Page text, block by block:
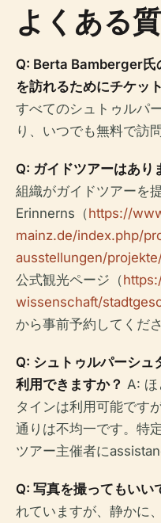
よくある
Q: Berta Bamberger氏
を訪れるためにチケッ
すべてのシュトゥルパ
り、いつでも無料で訪
Q: ガイドツアーはあり
組織がガイドツアーを
Erinnerns（https://
mainz.de/index.php/
ausstellungen/
公式観光ページ（
wissenschaft/
から事前予約してくださ
Q: シュトゥルパーシュ
利用できますか？ A: ほ
タインは利用可能です
通りは不均一です。特
ツアー主催者に
Q: 写真を撮ってもいい
れていますが、静かに